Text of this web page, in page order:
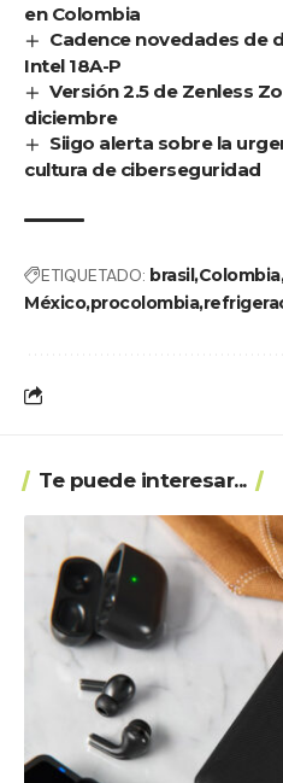
en Colombia
Cadence novedades de
Intel 18A-P
Versión 2.5 de Zenless
diciembre
Siigo alerta sobre la
cultura de ciberseguridad
ETIQUETADO: brasilColombia
Méxicoprocolombia
Te puede interesar...